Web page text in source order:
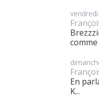
comme
En
K...